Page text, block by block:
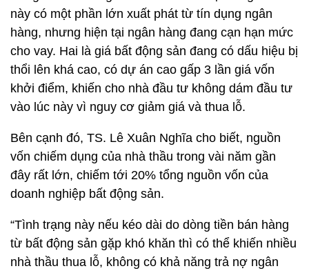
này có một phần lớn xuất phát từ tín dụng ngân
hàng, nhưng hiện tại ngân hàng đang cạn hạn mức
cho vay. Hai là giá bất động sản đang có dấu hiệu bị
thổi lên khá cao, có dự án cao gấp 3 lần giá vốn
khởi điểm, khiến cho nhà đầu tư không dám đầu tư
vào lúc này vì nguy cơ giảm giá và thua lỗ.
Bên cạnh đó, TS. Lê Xuân Nghĩa cho biết, nguồn
vốn chiếm dụng của nhà thầu trong vài năm gần
đây rất lớn, chiếm tới 20% tổng nguồn vốn của
doanh nghiệp bất động sản.
“Tình trạng này nếu kéo dài do dòng tiền bán hàng
từ bất động sản gặp khó khăn thì có thể khiến nhiều
nhà thầu thua lỗ, không có khả năng trả nợ ngân